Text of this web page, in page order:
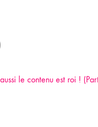
le contenu est roi !